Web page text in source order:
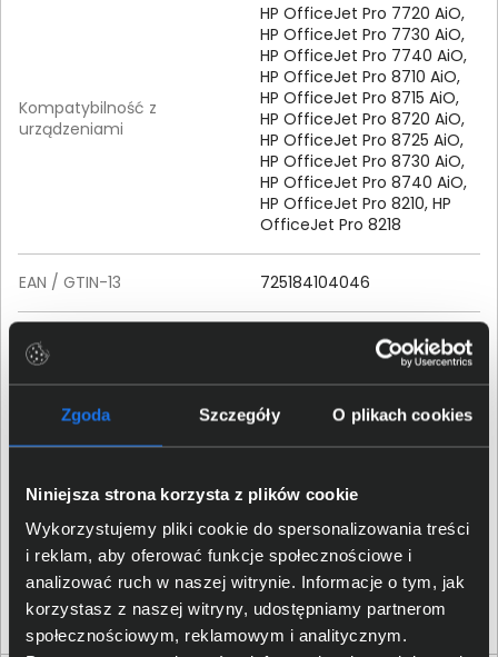
Zgoda Szczegóły O plikach cookies
Niniejsza strona korzysta z plików cookie
Wykorzystujemy pliki cookie do spersonalizowania treści
i reklam, aby oferować funkcje społecznościowe i
analizować ruch w naszej witrynie. Informacje o tym, jak
korzystasz z naszej witryny, udostępniamy partnerom
społecznościowym, reklamowym i analitycznym.
Kompatybilność z
urządzeniami
HP OfficeJet Pro 7720 AiO,
HP OfficeJet Pro 7730 AiO,
HP OfficeJet Pro 7740 AiO,
HP OfficeJet Pro 8710 AiO,
HP OfficeJet Pro 8715 AiO,
HP OfficeJet Pro 8720 AiO,
HP OfficeJet Pro 8725 AiO,
HP OfficeJet Pro 8730 AiO,
HP OfficeJet Pro 8740 AiO,
HP OfficeJet Pro 8210, HP
OfficeJet Pro 8218
EAN / GTIN-13 725184104046
Szczegóły dotyczące zgodności produktu z
Palo Alto, CA 94304, United
1501
Osoba odpowiedzialna za
produkt
HP REG 23010; 08028
Barcelona, Spain; Email
contact:
reg@hp.com